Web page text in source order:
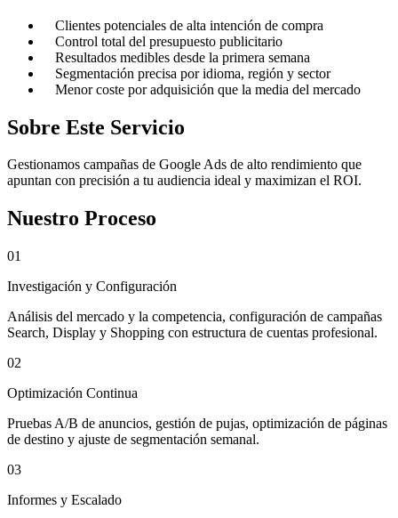
Clientes potenciales de alta intención de compra
Control total del presupuesto publicitario
Resultados medibles desde la primera semana
Segmentación precisa por idioma, región y sector
Menor coste por adquisición que la media del mercado
Sobre Este Servicio
Gestionamos campañas de Google Ads de alto rendimiento que
apuntan con precisión a tu audiencia ideal y maximizan el ROI.
Nuestro Proceso
01
Investigación y Configuración
Análisis del mercado y la competencia, configuración de campañas
Search, Display y Shopping con estructura de cuentas profesional.
02
Optimización Continua
Pruebas A/B de anuncios, gestión de pujas, optimización de páginas
de destino y ajuste de segmentación semanal.
03
Informes y Escalado